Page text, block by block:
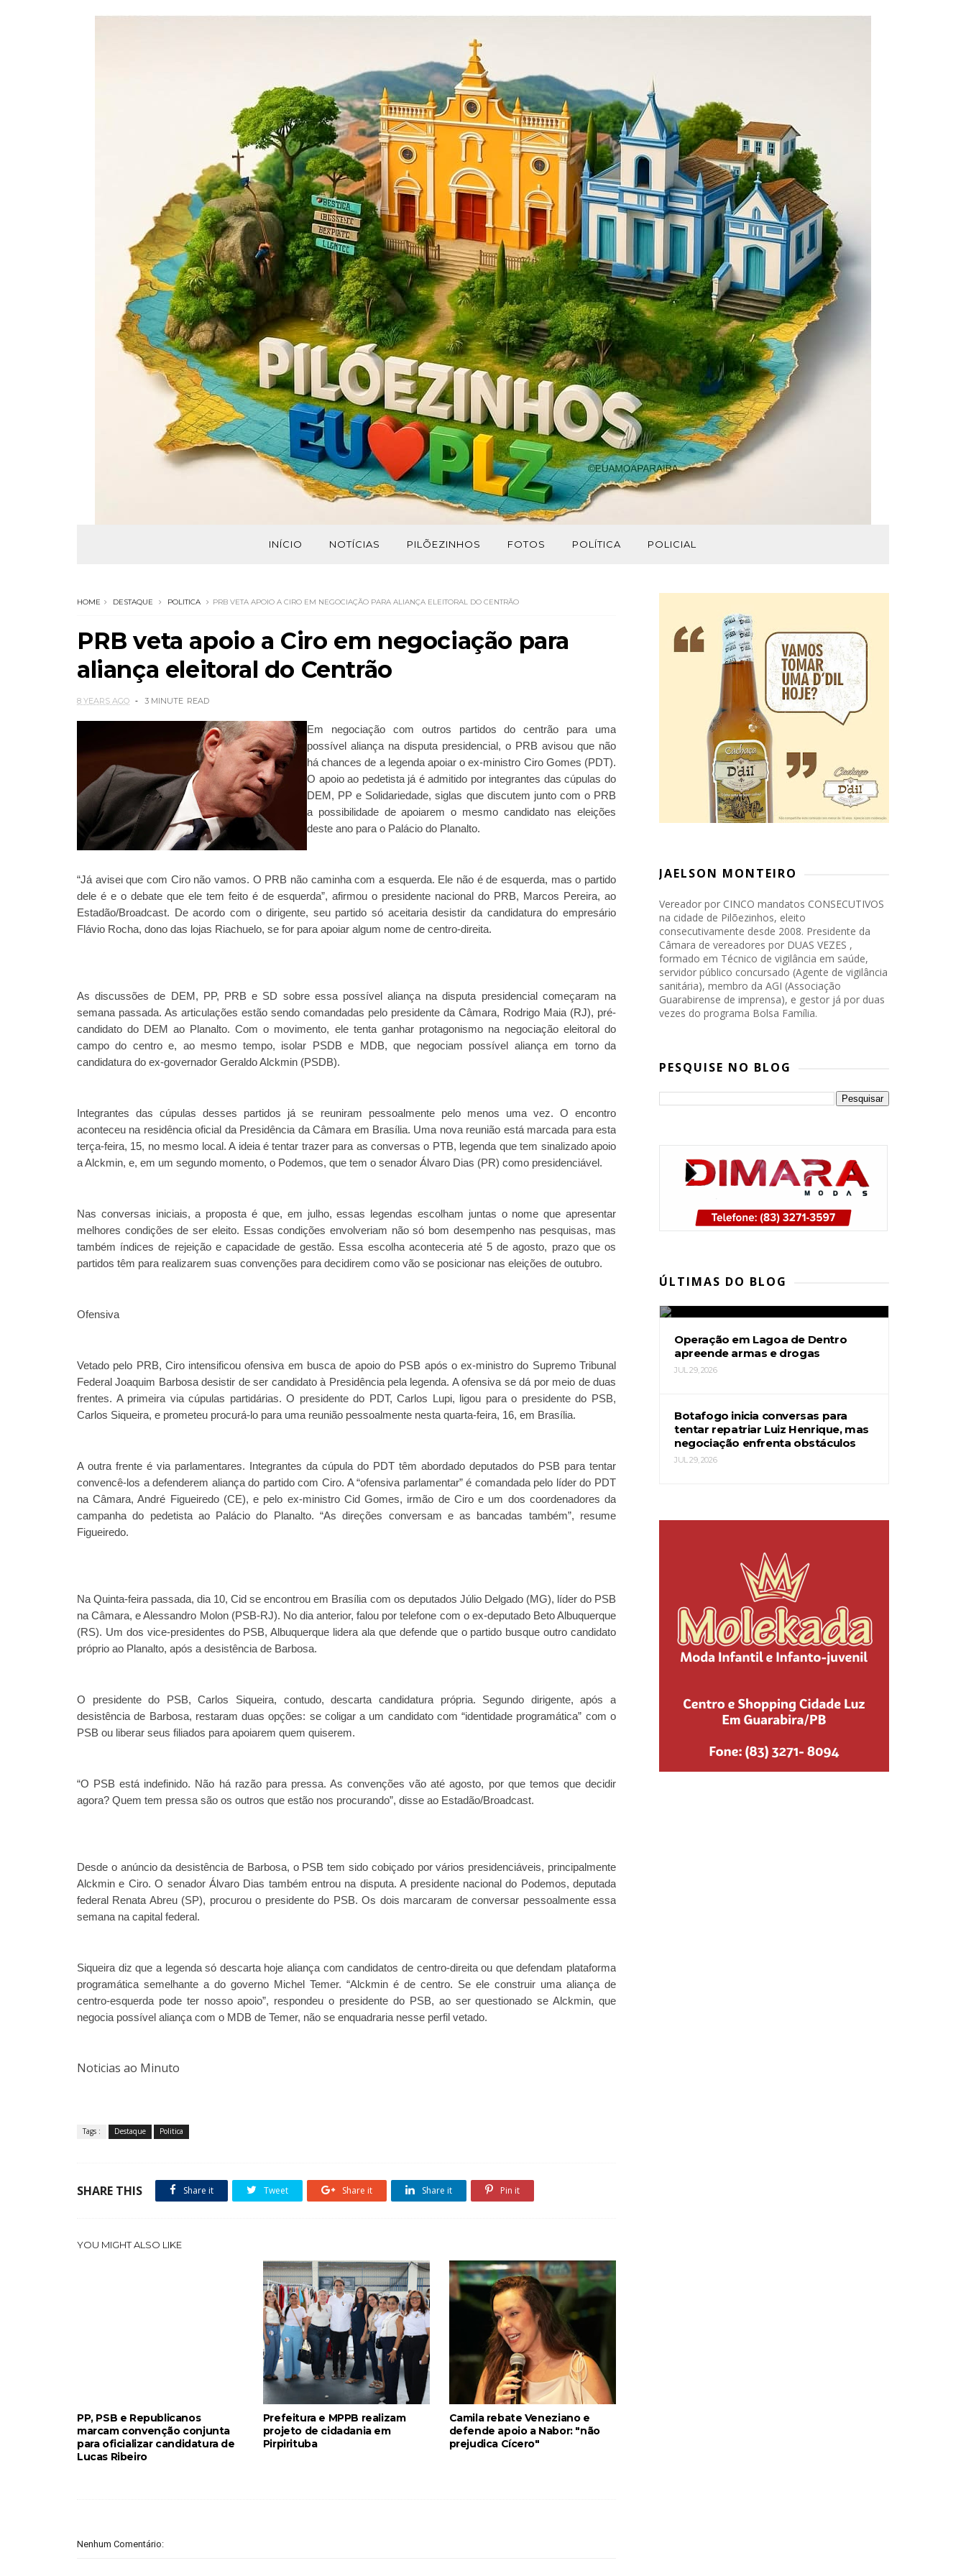
INÍCIO NOTÍCIAS PILÕEZINHOS FOTOS POLÍTICA POLICIAL
HOME DESTAQUE POLITICA PRB VETA APOIO A CIRO EM NEGOCIAÇÃO PARA ALIANÇA ELEITORAL DO CENTRÃO
PRB veta apoio a Ciro em negociação para
aliança eleitoral do Centrão
8 YEARS AGO 3 MINUTE READ
Em negociação com outros partidos do centrão para uma
possível aliança na disputa presidencial, o PRB avisou que não
há chances de a legenda apoiar o ex-ministro Ciro Gomes (PDT).
O apoio ao pedetista já é admitido por integrantes das cúpulas do
DEM, PP e Solidariedade, siglas que discutem junto com o PRB
a possibilidade de apoiarem o mesmo candidato nas eleições
deste ano para o Palácio do Planalto.
“Já avisei que com Ciro não vamos. O PRB não caminha com a esquerda. Ele não é de esquerda, mas o partido
dele é e o debate que ele tem feito é de esquerda”, afirmou o presidente nacional do PRB, Marcos Pereira, ao
Estadão/Broadcast. De acordo com o dirigente, seu partido só aceitaria desistir da candidatura do empresário
Flávio Rocha, dono das lojas Riachuelo, se for para apoiar algum nome de centro-direita.
As discussões de DEM, PP, PRB e SD sobre essa possível aliança na disputa presidencial começaram na
semana passada. As articulações estão sendo comandadas pelo presidente da Câmara, Rodrigo Maia (RJ), pré-
candidato do DEM ao Planalto. Com o movimento, ele tenta ganhar protagonismo na negociação eleitoral do
campo do centro e, ao mesmo tempo, isolar PSDB e MDB, que negociam possível aliança em torno da
candidatura do ex-governador Geraldo Alckmin (PSDB).
Integrantes das cúpulas desses partidos já se reuniram pessoalmente pelo menos uma vez. O encontro
aconteceu na residência oficial da Presidência da Câmara em Brasília. Uma nova reunião está marcada para esta
terça-feira, 15, no mesmo local. A ideia é tentar trazer para as conversas o PTB, legenda que tem sinalizado apoio
a Alckmin, e, em um segundo momento, o Podemos, que tem o senador Álvaro Dias (PR) como presidenciável.
Nas conversas iniciais, a proposta é que, em julho, essas legendas escolham juntas o nome que apresentar
melhores condições de ser eleito. Essas condições envolveriam não só bom desempenho nas pesquisas, mas
também índices de rejeição e capacidade de gestão. Essa escolha aconteceria até 5 de agosto, prazo que os
partidos têm para realizarem suas convenções para decidirem como vão se posicionar nas eleições de outubro.
Ofensiva
Vetado pelo PRB, Ciro intensificou ofensiva em busca de apoio do PSB após o ex-ministro do Supremo Tribunal
Federal Joaquim Barbosa desistir de ser candidato à Presidência pela legenda. A ofensiva se dá por meio de duas
frentes. A primeira via cúpulas partidárias. O presidente do PDT, Carlos Lupi, ligou para o presidente do PSB,
Carlos Siqueira, e prometeu procurá-lo para uma reunião pessoalmente nesta quarta-feira, 16, em Brasília.
A outra frente é via parlamentares. Integrantes da cúpula do PDT têm abordado deputados do PSB para tentar
convencê-los a defenderem aliança do partido com Ciro. A “ofensiva parlamentar” é comandada pelo líder do PDT
na Câmara, André Figueiredo (CE), e pelo ex-ministro Cid Gomes, irmão de Ciro e um dos coordenadores da
campanha do pedetista ao Palácio do Planalto. “As direções conversam e as bancadas também”, resume
Figueiredo.
Na Quinta-feira passada, dia 10, Cid se encontrou em Brasília com os deputados Júlio Delgado (MG), líder do PSB
na Câmara, e Alessandro Molon (PSB-RJ). No dia anterior, falou por telefone com o ex-deputado Beto Albuquerque
(RS). Um dos vice-presidentes do PSB, Albuquerque lidera ala que defende que o partido busque outro candidato
próprio ao Planalto, após a desistência de Barbosa.
O presidente do PSB, Carlos Siqueira, contudo, descarta candidatura própria. Segundo dirigente, após a
desistência de Barbosa, restaram duas opções: se coligar a um candidato com “identidade programática” com o
PSB ou liberar seus filiados para apoiarem quem quiserem.
“O PSB está indefinido. Não há razão para pressa. As convenções vão até agosto, por que temos que decidir
agora? Quem tem pressa são os outros que estão nos procurando”, disse ao Estadão/Broadcast.
Desde o anúncio da desistência de Barbosa, o PSB tem sido cobiçado por vários presidenciáveis, principalmente
Alckmin e Ciro. O senador Álvaro Dias também entrou na disputa. A presidente nacional do Podemos, deputada
federal Renata Abreu (SP), procurou o presidente do PSB. Os dois marcaram de conversar pessoalmente essa
semana na capital federal.
Siqueira diz que a legenda só descarta hoje aliança com candidatos de centro-direita ou que defendam plataforma
programática semelhante a do governo Michel Temer. “Alckmin é de centro. Se ele construir uma aliança de
centro-esquerda pode ter nosso apoio”, respondeu o presidente do PSB, ao ser questionado se Alckmin, que
negocia possível aliança com o MDB de Temer, não se enquadraria nesse perfil vetado.
Noticias ao Minuto
Tags : Destaque Politica
SHARE THIS Share it Tweet Share it Share it Pin it
YOU MIGHT ALSO LIKE
PP, PSB e Republicanos
marcam convenção conjunta
para oficializar candidatura de
Lucas Ribeiro
Prefeitura e MPPB realizam
projeto de cidadania em
Pirpirituba
Camila rebate Veneziano e
defende apoio a Nabor: "não
prejudica Cícero"
Nenhum Comentário:
JAELSON MONTEIRO
Vereador por CINCO mandatos CONSECUTIVOS
na cidade de Pilõezinhos, eleito
consecutivamente desde 2008. Presidente da
Câmara de vereadores por DUAS VEZES ,
formado em Técnico de vigilância em saúde,
servidor público concursado (Agente de vigilância
sanitária), membro da AGI (Associação
Guarabirense de imprensa), e gestor já por duas
vezes do programa Bolsa Família.
PESQUISE NO BLOG
ÚLTIMAS DO BLOG
candidatura de Lucas Ribeiro
Operação em Lagoa de Dentro
apreende armas e drogas
JUL 29, 2026
Botafogo inicia conversas para
tentar repatriar Luiz Henrique, mas
negociação enfrenta obstáculos
JUL 29, 2026